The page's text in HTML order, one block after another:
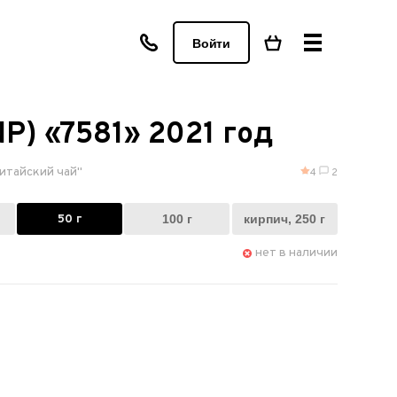
Войти
«7581» 2021 год
чай" 4 2
50 г 100 г кирпич, 250 г
нет в наличии